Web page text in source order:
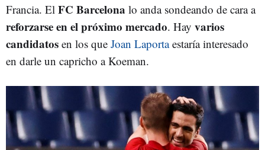
Francia. El FC Barcelona lo anda sondeando de cara a
reforzarse en el próximo mercado. Hay varios
candidatos en los que Joan Laportaestaría interesado
en darle un capricho a Koeman.